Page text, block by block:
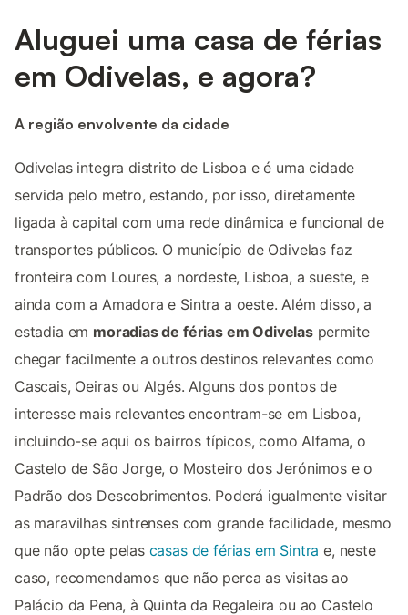
Aluguei uma casa de férias
em Odivelas, e agora?
A região envolvente da cidade
Odivelas integra distrito de Lisboa e é uma cidade
servida pelo metro, estando, por isso, diretamente
ligada à capital com uma rede dinâmica e funcional de
transportes públicos. O município de Odivelas faz
fronteira com Loures, a nordeste, Lisboa, a sueste, e
ainda com a Amadora e Sintra a oeste. Além disso, a
estadia em moradias de férias em Odivelaspermite
chegar facilmente a outros destinos relevantes como
Cascais, Oeiras ou Algés. Alguns dos pontos de
interesse mais relevantes encontram-se em Lisboa,
incluindo-se aqui os bairros típicos, como Alfama, o
Castelo de São Jorge, o Mosteiro dos Jerónimos e o
Padrão dos Descobrimentos. Poderá igualmente visitar
as maravilhas sintrenses com grande facilidade, mesmo
que não opte pelas casas de férias em Sintra e, neste
caso, recomendamos que não perca as visitas ao
Palácio da Pena, à Quinta da Regaleira ou ao Castelo